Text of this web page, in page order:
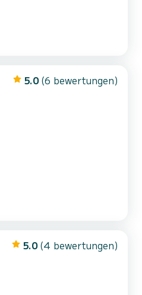
5.0 (6 bewertungen)
5.0 (4 bewertungen)